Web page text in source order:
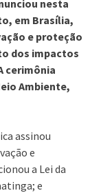
nesta
em Brasília,
e proteção
dos impactos
cerimônia
Ambiente,
assinou
e
a Lei da
e